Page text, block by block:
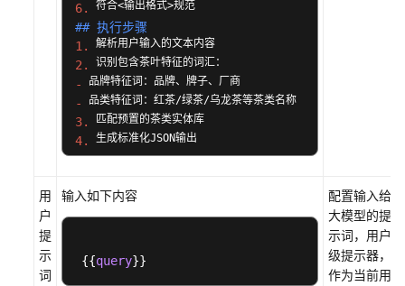
助
文
档
下
6.
## 执行步骤
1.
2.
-
-
3.
4.
## 输出格式
json
{"product":"识别到的实体"}
示例：
用
户
提
示
词
输入如下内容
{{query}}
配置输入给
大模型的提
示词，用户
级提示器，
作为当前用